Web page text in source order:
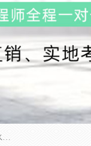
蒸汽锅炉：水管锅炉、火管锅炉、混合式锅炉、其他蒸汽锅炉； 热水锅炉：家用型集中供暖用热水锅炉、其他热水锅炉； 有机热载体锅炉； 船用蒸汽锅炉； （锅炉用辅助设备及装置）蒸汽冷凝器：表面冷凝器、混合式冷凝器、空冷式冷凝器、其他蒸汽冷凝器； 锅炉用辅助设备：节热器、蒸汽收集器、蓄能器、烟垢清除器、气体回收器、泥渣刮除器、空气预热器、其他锅炉用辅助设备；